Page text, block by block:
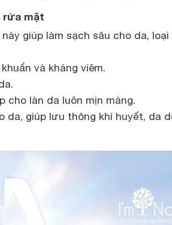
rửa mặt
giúp làm sạch sâu cho da,
và kháng viêm.
cho làn da luôn mịn màng.
da, giúp lưu thông khí huyết, da